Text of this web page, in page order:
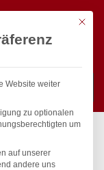
Suchen
Profis
Mit
Website weiter
zu optionalen
um
auf unserer
andere uns